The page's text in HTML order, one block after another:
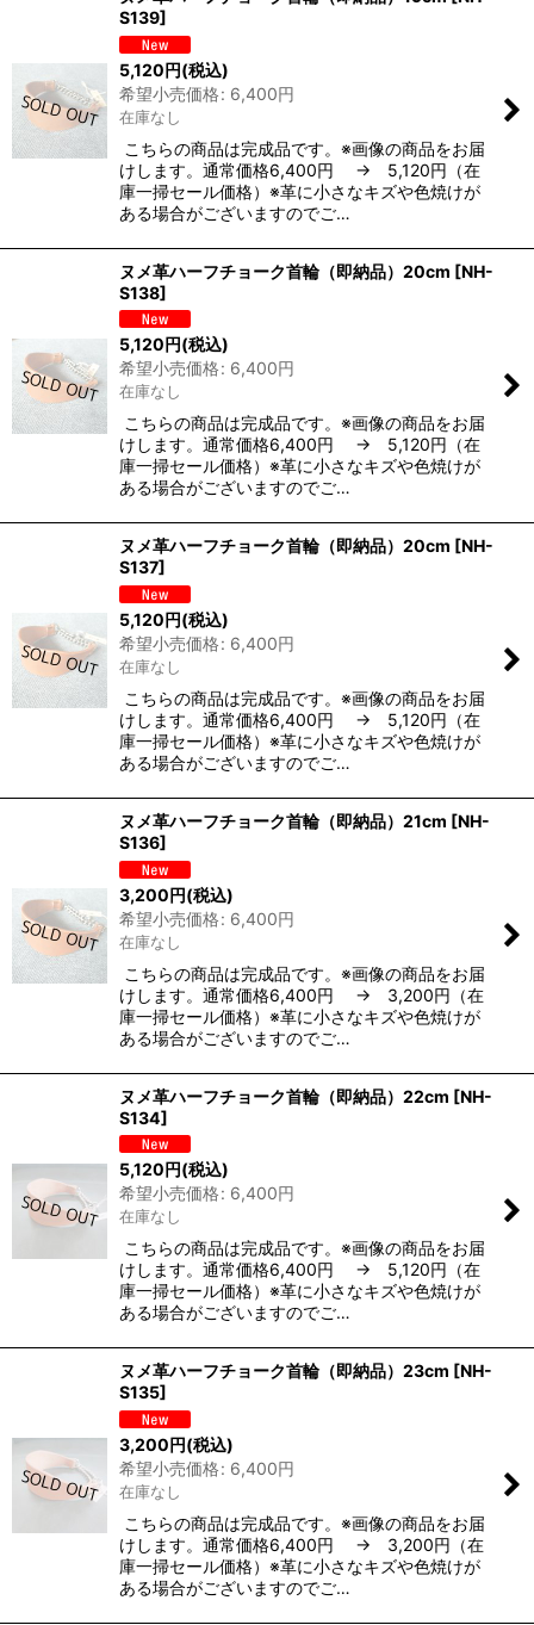
S139]
5,120円(税込)
希望小売価格: 6,400円
在庫なし
こちらの商品は完成品です。※画像の商品をお届
けします。通常価格6,400円 → 5,120円（在
庫一掃セール価格）※革に小さなキズや色焼けが
ある場合がございますのでご…
ヌメ革ハーフチョーク首輪（即納品）20cm [NH-
S138]
5,120円(税込)
希望小売価格: 6,400円
在庫なし
こちらの商品は完成品です。※画像の商品をお届
けします。通常価格6,400円 → 5,120円（在
庫一掃セール価格）※革に小さなキズや色焼けが
ある場合がございますのでご…
ヌメ革ハーフチョーク首輪（即納品）20cm [NH-
S137]
5,120円(税込)
希望小売価格: 6,400円
在庫なし
こちらの商品は完成品です。※画像の商品をお届
けします。通常価格6,400円 → 5,120円（在
庫一掃セール価格）※革に小さなキズや色焼けが
ある場合がございますのでご…
ヌメ革ハーフチョーク首輪（即納品）21cm [NH-
S136]
3,200円(税込)
希望小売価格: 6,400円
在庫なし
こちらの商品は完成品です。※画像の商品をお届
けします。通常価格6,400円 → 3,200円（在
庫一掃セール価格）※革に小さなキズや色焼けが
ある場合がございますのでご…
ヌメ革ハーフチョーク首輪（即納品）22cm [NH-
S134]
5,120円(税込)
希望小売価格: 6,400円
在庫なし
こちらの商品は完成品です。※画像の商品をお届
けします。通常価格6,400円 → 5,120円（在
庫一掃セール価格）※革に小さなキズや色焼けが
ある場合がございますのでご…
ヌメ革ハーフチョーク首輪（即納品）23cm [NH-
S135]
3,200円(税込)
希望小売価格: 6,400円
在庫なし
こちらの商品は完成品です。※画像の商品をお届
けします。通常価格6,400円 → 3,200円（在
庫一掃セール価格）※革に小さなキズや色焼けが
ある場合がございますのでご…